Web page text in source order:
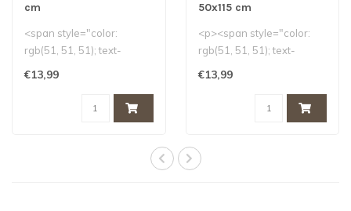
cm
<span style="color:
rgb(51, 51, 51); text-
transform: none; text-
€13,99
50x115 cm
<p><span style="color:
rgb(51, 51, 51); text-
transform: none; text-
€13,99